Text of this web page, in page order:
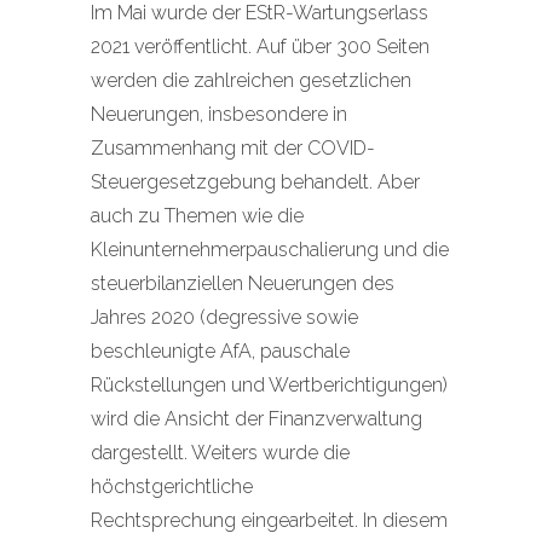
Im Mai wurde der EStR-Wartungserlass
2021 veröffentlicht. Auf über 300 Seiten
werden die zahlreichen gesetzlichen
Neuerungen, insbesondere in
Zusammenhang mit der COVID-
Steuergesetzgebung behandelt. Aber
auch zu Themen wie die
Kleinunternehmerpauschalierung und die
steuerbilanziellen Neuerungen des
Jahres 2020 (degressive sowie
beschleunigte AfA, pauschale
Rückstellungen und Wertberichtigungen)
wird die Ansicht der Finanzverwaltung
dargestellt. Weiters wurde die
höchstgerichtliche
Rechtsprechung eingearbeitet. In diesem